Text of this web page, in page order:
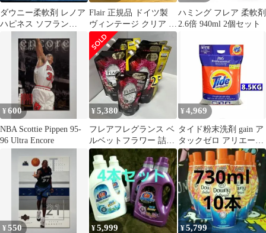
ダウニー柔軟剤 レノア
ハピネス ソフラン
フレア
Flair 正規品 ドイツ製
ヴィンテージ クリア 眼
鏡 フレアー メガネ
ハミング フレア 柔軟剤
2.6倍 940ml 2個セット
¥600
NBA Scottie Pippen 95-
96 Ultra Encore
¥5,380
フレアフレグランス ベ
ルベットフラワー 詰替
1000ml×6袋＋400ml
¥ 4,969
タイド粉末洗剤 gain ア
タックゼロ アリエール
NANOX さらさ ボール
ド
¥550 ¥5,999 ¥5,799